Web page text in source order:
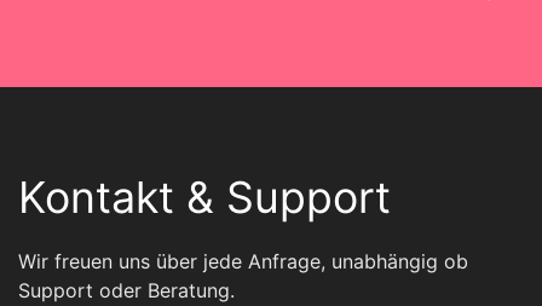
Kontakt & Support
Wir freuen uns über jede Anfrage, unabhängig ob
Support oder Beratung.